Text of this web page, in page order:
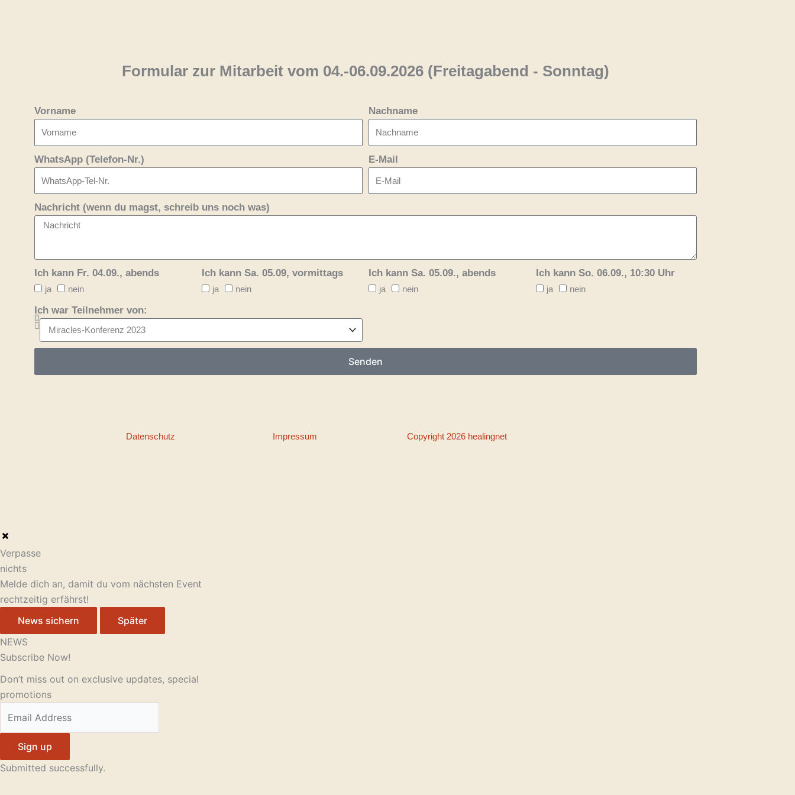
Formular zur Mitarbeit vom 04.-06.09.2026 (Freitagabend - Sonntag)
Vorname Nachname
WhatsApp (Telefon-Nr.) E-Mail
Nachricht (wenn du magst, schreib uns noch was)
Ich kann Fr. 04.09., abends
ja nein
Ich kann Sa. 05.09, vormittags
ja nein
Ich kann Sa. 05.09., abends
ja nein
Ich kann So. 06.09., 10:30 Uhr
ja nein
Ich war Teilnehmer von:
Senden
Datenschutz Impressum Copyright 2026 healingnet
Verpasse
nichts
Melde dich an, damit du vom nächsten Event
rechtzeitig erfährst!
News sichern
Später
NEWS
Subscribe Now!
Don’t miss out on exclusive updates, special
promotions
Sign up
Submitted successfully.